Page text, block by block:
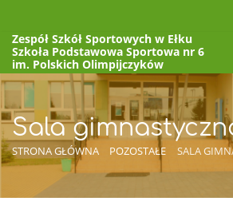
Zespół Szkół Sportowych w Ełku
Szkoła Podstawowa Sportowa nr 6
im. Polskich Olimpijczyków
VI Liceum Ogólnokształcące
im. Polskich Olimpijczyków
to jest link BOXc
Sala
STRONA GŁÓWNA POZOSTAŁE SALA